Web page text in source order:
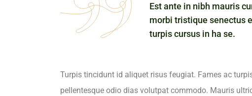
Est ante in nibh mauris
morbi tristique senectus
turpis cursus in ha se.
Turpis tincidunt id aliquet risus feugiat. Fames ac
pellentesque odio dias volutpat commodo. Mauris